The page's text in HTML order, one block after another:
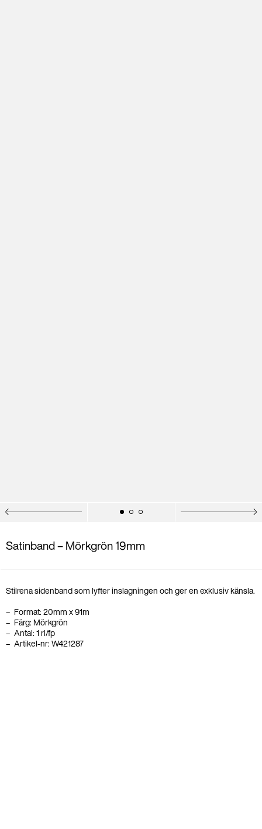
Satinband – Mörkgrön 19mm
Stilrena sidenband som lyfter inslagningen och ger en exklusiv känsla.
Format: 20mm x 91m
Färg: Mörkgrön
Antal: 1 rl/fp
Artikel-nr: W421287